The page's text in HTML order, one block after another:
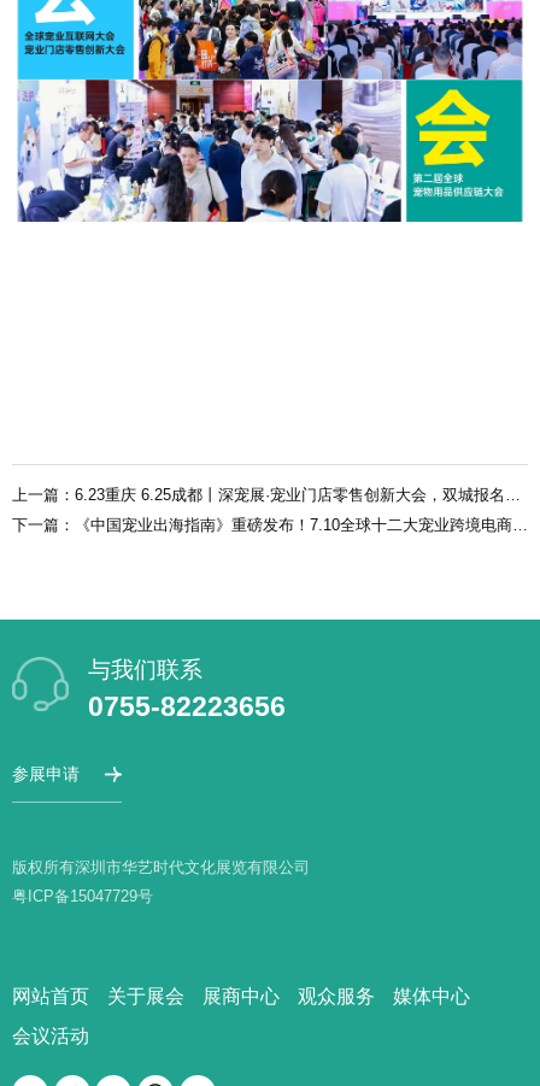
下一篇：《中国宠业出海指南》重磅发布！7.10全球十二大宠业跨境电商平台齐聚深圳！
与我们联系
0755-82223656
参展申请
版权所有深圳市华艺时代文化展览有限公司
粤ICP备15047729号
网站首页 关于展会 展商中心 观众服务
媒体中心
会议活动